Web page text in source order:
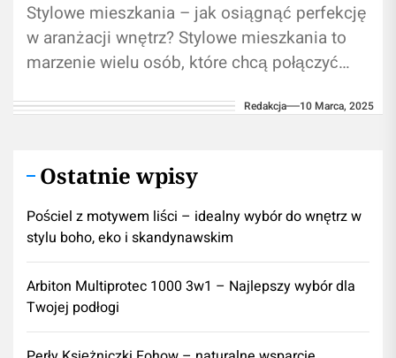
Stylowe mieszkania – jak osiągnąć perfekcję
w aranżacji wnętrz? Stylowe mieszkania to
marzenie wielu osób, które chcą połączyć
charakteryzują taki...
Redakcja 10 Marca, 2025
Ostatnie wpisy
Pościel z motywem liści – idealny wybór do wnętrz w
stylu boho, eko i skandynawskim
Arbiton Multiprotec 1000 3w1 – Najlepszy wybór dla
Twojej podłogi